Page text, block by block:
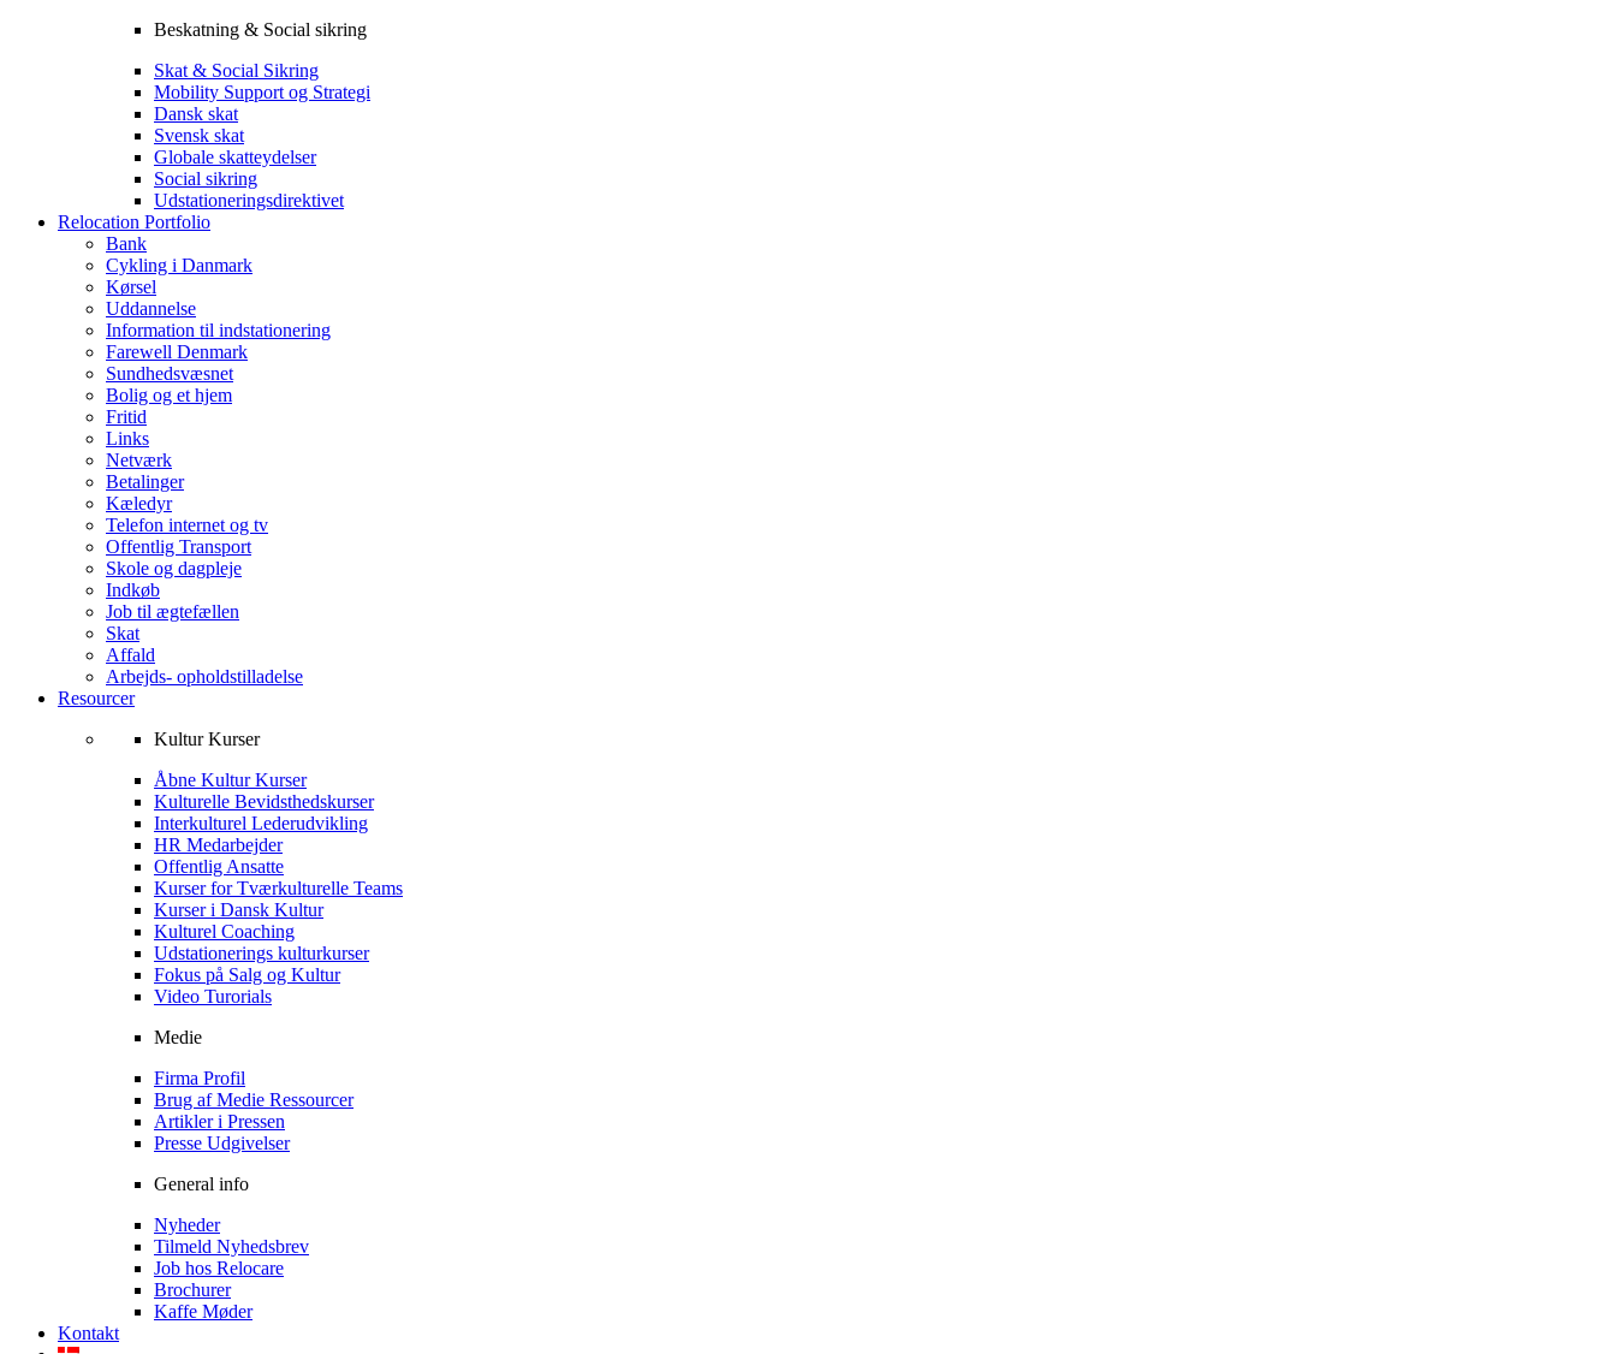
Beskatning & Social sikring
Skat & Social Sikring
Mobility Support og Strategi
Dansk skat
Svensk skat
Globale skatteydelser
Social sikring
Udstationeringsdirektivet
Relocation Portfolio
Bank
Cykling i Danmark
Kørsel
Uddannelse
Information til indstationering
Farewell Denmark
Sundhedsvæsnet
Bolig og et hjem
Fritid
Links
Netværk
Betalinger
Kæledyr
Telefon internet og tv
Offentlig Transport
Skole og dagpleje
Indkøb
Job til ægtefællen
Skat
Affald
Arbejds- opholdstilladelse
Resourcer
Kultur Kurser
Åbne Kultur Kurser
Kulturelle Bevidsthedskurser
Interkulturel Lederudvikling
HR Medarbejder
Offentlig Ansatte
Kurser for Tværkulturelle Teams
Kurser i Dansk Kultur
Kulturel Coaching
Udstationerings kulturkurser
Fokus på Salg og Kultur
Video Turorials
Medie
Firma Profil
Brug af Medie Ressourcer
Artikler i Pressen
Presse Udgivelser
General info
Nyheder
Tilmeld Nyhedsbrev
Job hos Relocare
Brochurer
Kaffe Møder
Kontakt